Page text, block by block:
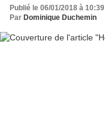
Publié le 06/01/2018 à 10:39
Par Dominique Duchemin